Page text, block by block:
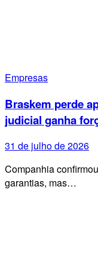
Empresas
Braskem perde
judicial ganha
31 de julho de 2026
Companhia
garantias, mas…